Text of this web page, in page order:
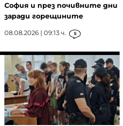
София и през почивните дни
заради горещините
08.08.2026 | 09:13 ч. 5